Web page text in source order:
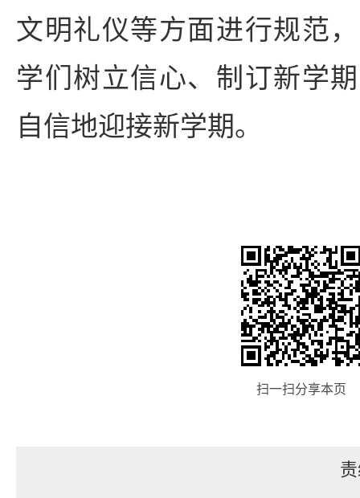
文明礼仪等方面进行规范
学们树立信心、制订新学
自信地迎接新学期。
扫一扫分享本页